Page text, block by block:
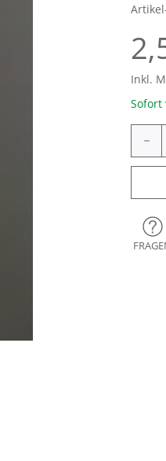
Inkl.
Sofort
-